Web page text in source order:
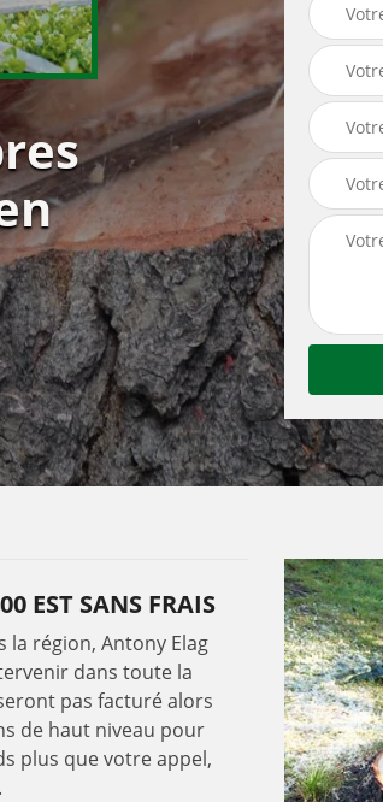
EST SANS FRAIS
la région, Antony Elag
dans toute la
pas facturé alors
de haut niveau pour
plus que votre appel,